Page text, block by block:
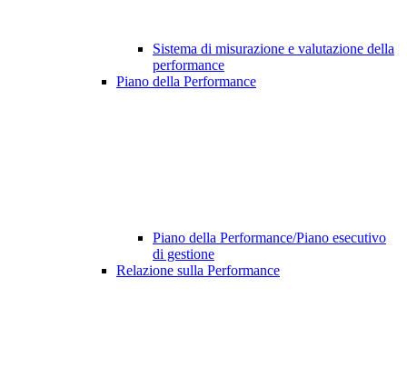
Sistema di misurazione e valutazione della
performance
Piano della Performance
Piano della Performance/Piano esecutivo
di gestione
Relazione sulla Performance